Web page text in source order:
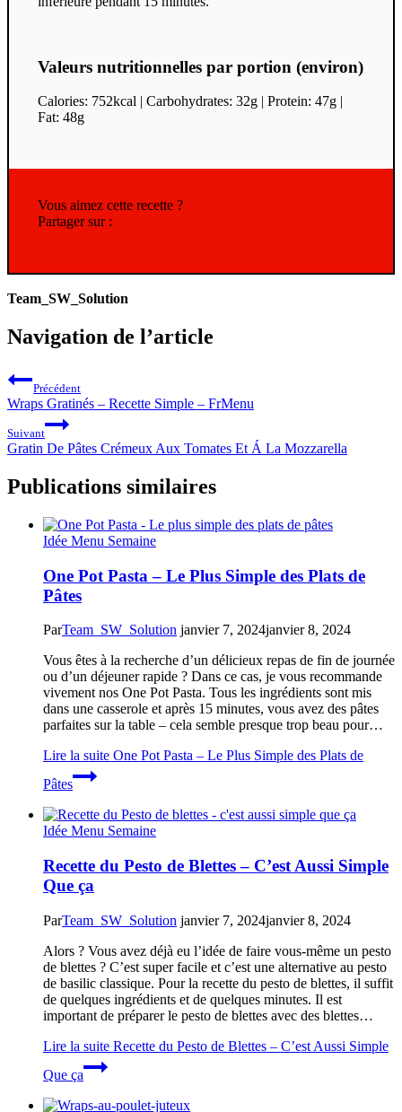
Valeurs nutritionnelles par portion (environ)
Calories: 752kcal | Carbohydrates: 32g | Protein: 47g |
Fat: 48g
Vous aimez cette recette ?
Partager sur :
Team_SW_Solution
Navigation de l’article
Précédent
Wraps Gratinés – Recette Simple – FrMenu
Suivant
Gratin De Pâtes Crémeux Aux Tomates Et Á La Mozzarella
Publications similaires
Idée Menu Semaine
One Pot Pasta – Le Plus Simple des Plats de
Pâtes
ParTeam_SW_Solution janvier 7, 2024janvier 8, 2024
Vous êtes à la recherche d’un délicieux repas de fin de journée
ou d’un déjeuner rapide ? Dans ce cas, je vous recommande
vivement nos One Pot Pasta. Tous les ingrédients sont mis
dans une casserole et après 15 minutes, vous avez des pâtes
parfaites sur la table – cela semble presque trop beau pour…
Lire la suite One Pot Pasta – Le Plus Simple des Plats de
Pâtes
Idée Menu Semaine
Recette du Pesto de Blettes – C’est Aussi Simple
Que ça
ParTeam_SW_Solution janvier 7, 2024janvier 8, 2024
Alors ? Vous avez déjà eu l’idée de faire vous-même un pesto
de blettes ? C’est super facile et c’est une alternative au pesto
de basilic classique. Pour la recette du pesto de blettes, il suffit
de quelques ingrédients et de quelques minutes. Il est
important de préparer le pesto de blettes avec des blettes…
Lire la suite Recette du Pesto de Blettes – C’est Aussi Simple
Que ça